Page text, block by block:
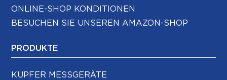
ONLINE-SHOP KONDITIONEN
BESUCHEN SIE UNSEREN AMAZON-SHOP
PRODUKTE
KUPFER MESSGERÄTE